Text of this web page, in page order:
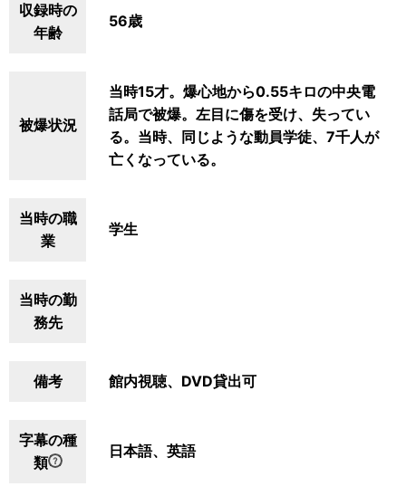
収録時の
年齢
56歳
被爆状況
当時15才。爆心地から0.55キロの中央電
話局で被爆。左目に傷を受け、失ってい
る。当時、同じような動員学徒、7千人が
亡くなっている。
当時の職
業
学生
当時の勤
務先
備考 館内視聴、DVD貸出可
字幕の種
類
日本語、英語